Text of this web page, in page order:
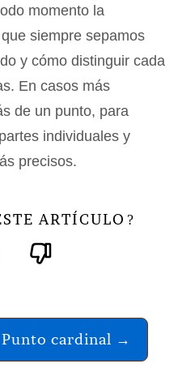
momento la
siempre sepamos
y cómo distinguir cada
En casos más
de un punto, para
individuales y
precisos.
ARTÍCULO ?
cardinal →